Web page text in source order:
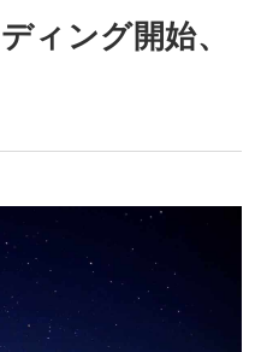
ィング開始、